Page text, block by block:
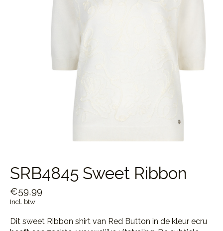
SRB4845 Sweet Ribbon
€59,99
Incl. btw
Dit sweet Ribbon shirt van Red Button in de kleur ecru